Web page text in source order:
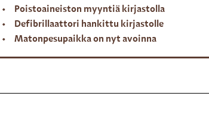
Poistoaineiston myyntiä kirjastolla
Defibrillaattori hankittu kirjastolle
Matonpesupaikka on nyt avoinna